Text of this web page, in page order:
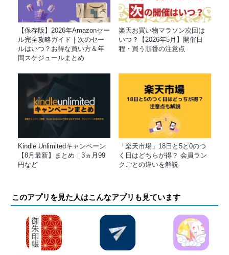
【保存版】2026年Amazonセー
ル完全攻略ガイド｜次のセー
ルはいつ？お得な買い方＆年
間スケジュールまとめ
楽天お買い物マラソン次回は
いつ？【2026年5月】開催日
程・買う順番の注意点
Kindle Unlimitedキャンペーン
【8月最新】まとめ｜3ヵ月99
円など
「楽天市場」18日と5と0のつ
く日はどちらが得？ 会員ラン
クごとの違いを解説
このアプリを見た人はこんなアプリも見ています